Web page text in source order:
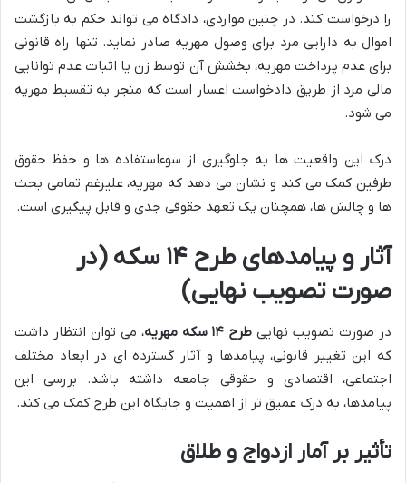
را درخواست کند. در چنین مواردی، دادگاه می تواند حکم به بازگشت
اموال به دارایی مرد برای وصول مهریه صادر نماید. تنها راه قانونی
برای عدم پرداخت مهریه، بخشش آن توسط زن یا اثبات عدم توانایی
مالی مرد از طریق دادخواست اعسار است که منجر به تقسیط مهریه
می شود.
درک این واقعیت ها به جلوگیری از سوءاستفاده ها و حفظ حقوق
طرفین کمک می کند و نشان می دهد که مهریه، علیرغم تمامی بحث
ها و چالش ها، همچنان یک تعهد حقوقی جدی و قابل پیگیری است.
آثار و پیامدهای طرح ۱۴ سکه (در
صورت تصویب نهایی)
در صورت تصویب نهایی طرح ۱۴ سکه مهریه
، می توان انتظار داشت
که این تغییر قانونی، پیامدها و آثار گسترده ای در ابعاد مختلف
اجتماعی، اقتصادی و حقوقی جامعه داشته باشد. بررسی این
پیامدها، به درک عمیق تر از اهمیت و جایگاه این طرح کمک می کند.
تأثیر بر آمار ازدواج و طلاق